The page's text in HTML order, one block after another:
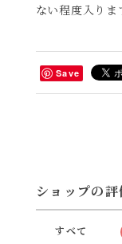
ない程度入りま
Save
ショップの評
すべて